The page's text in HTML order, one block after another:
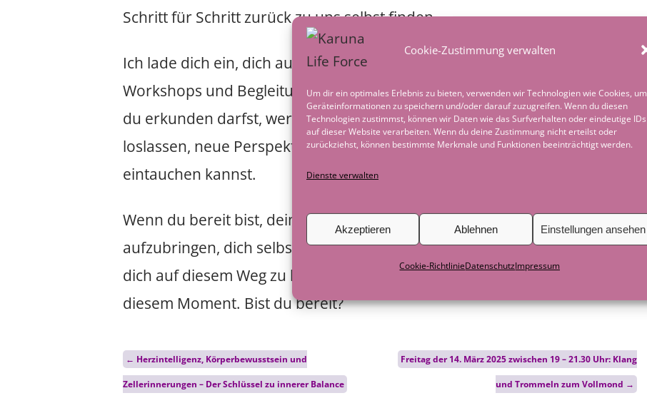
Cookie-Zustimmung verwalten
Um dir ein optimales Erlebnis zu bieten, verwenden wir Technologien wie Cookies, um
Geräteinformationen zu speichern und/oder darauf zuzugreifen. Wenn du diesen
Technologien zustimmst, können wir Daten wie das Surfverhalten oder eindeutige IDs
auf dieser Website verarbeiten. Wenn du deine Zustimmung nicht erteilst oder
zurückziehst, können bestimmte Merkmale und Funktionen beeinträchtigt werden.
Dienste verwalten
Akzeptieren Ablehnen Einstellungen ansehen
Cookie-RichtlinieDatenschutzImpressum
Schritt für Schritt zurück zu uns selbst finden.
Ich lade dich ein, dich auf diese Reise zu dir selbst einzulassen. Meine
Workshops und Begleitungen bieten dir einen geschützten Raum, in dem
du erkunden darfst, wer du wirklich bist. Ein Raum, in dem du alte Muster
loslassen, neue Perspektiven gewinnen und in deine authentische Kraft
eintauchen kannst.
Wenn du bereit bist, dein Inneres zu erforschen und den Mut
aufzubringen, dich selbst ganz anzunehmen, dann freue ich mich darauf,
dich auf diesem Weg zu begleiten. Deine Reise beginnt genau hier – in
diesem Moment. Bist du bereit?
Post
navigation
← Herzintelligenz, Körperbewusstsein und
Zellerinnerungen – Der Schlüssel zu innerer Balance
Freitag der 14. März 2025 zwischen 19 – 21.30 Uhr: Klang
und Trommeln zum Vollmond →